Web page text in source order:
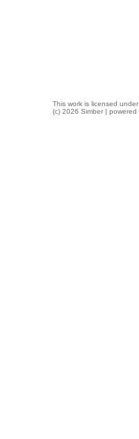
This work is licensed under
(c) 2026 Simber | powered